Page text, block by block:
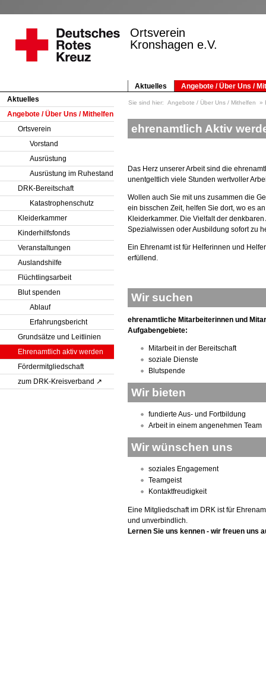
Ortsverein
Kronshagen e.V.
Aktuelles
Angebote / Über Uns /
Aktuelles
Angebote / Über Uns / Mithelfen
Ortsverein
Vorstand
Ausrüstung
Ausrüstung im Ruhestand
DRK-Bereitschaft
Katastrophenschutz
Kleiderkammer
Kinderhilfsfonds
Veranstaltungen
Auslandshilfe
Flüchtlingsarbeit
Blut spenden
Ablauf
Erfahrungsbericht
Grundsätze und Leitlinien
Ehrenamtlich aktiv werden
Fördermitgliedschaft
zum DRK-Kreisverband
Sie sind hier: Angebote / Über Uns / Mithelfen
ehrenamtlich Aktiv
Das Herz unserer Arbeit sind die
unentgeltlich viele Stunden wertvoller
Wollen auch Sie mit uns zusammen die
ein bisschen Zeit, helfen Sie dort, wo es
Kleiderkammer. Die Vielfalt der
Spezialwissen oder Ausbildung sofort zu
Ein Ehrenamt ist für Helferinnen und
erfüllend.
Wir suchen
ehrenamtliche Mitarbeiterinnen und
Aufgabengebiete:
Mitarbeit in der Bereitschaft
soziale Dienste
Blutspende
Wir bieten
fundierte Aus- und Fortbildung
Arbeit in einem angenehmen Team
Wir wünschen uns
soziales Engagement
Teamgeist
Kontaktfreudigkeit
Eine Mitgliedschaft im DRK ist für
und unverbindlich.
Lernen Sie uns kennen - wir freuen uns